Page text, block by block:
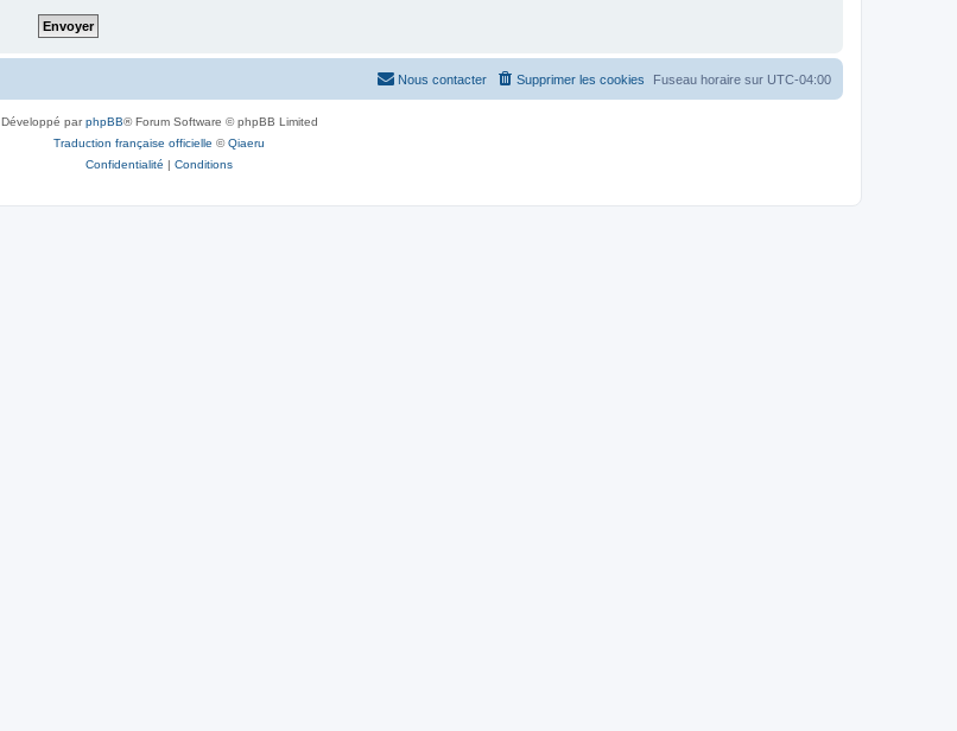
Fuseau horaire sur UTC-04:00
Supprimer les cookies
Nous contacter
Développé parphpBB® Forum Software © phpBB Limited
Traduction française officielle ©Qiaeru
Confidentialité | Conditions